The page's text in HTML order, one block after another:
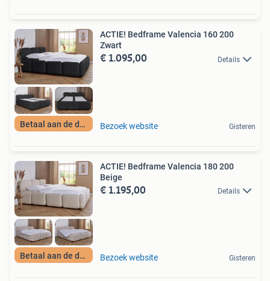
Betaal aan de deur
ACTIE! Bedframe Valencia 160 200
Zwart
€ 1.095,00 Details
Bezoek website Gisteren
Betaal aan de deur
ACTIE! Bedframe Valencia 180 200
Beige
€ 1.195,00 Details
Bezoek website Gisteren